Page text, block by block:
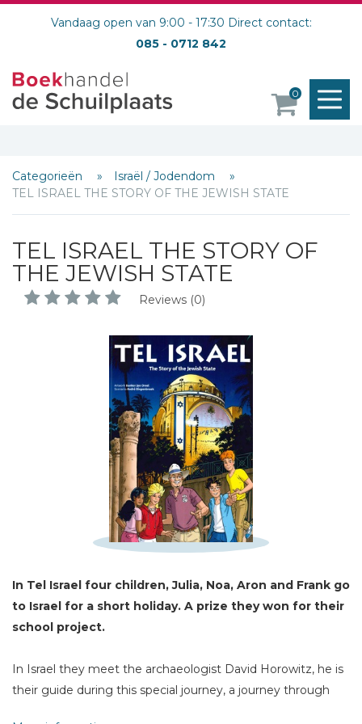
Vandaag open van 9:00 - 17:30 Direct contact:
085 - 0712 842
0
Categorieën
Israël / Jodendom
TEL ISRAEL THE STORY OF THE JEWISH STATE
TEL ISRAEL THE STORY OF
THE JEWISH STATE
Reviews (0)
In Tel Israel four children, Julia, Noa, Aron and Frank go
to Israel for a short holiday. A prize they won for their
school project.
In Israel they meet the archaeologist David Horowitz, he is
their guide during this special journey, a journey through
Schrijf hieronder je review!